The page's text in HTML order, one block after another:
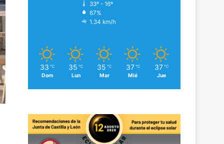
33º - 16º
67%
1.34 km/h
33 ℃
Dom
35 ℃
Lun
35 ℃
Mar
37 ℃
Mié
37 ℃
Jue